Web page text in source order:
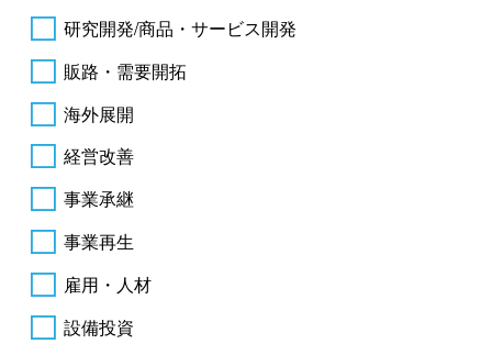
研究開発/商品・サービス開発
販路・需要開拓
海外展開
経営改善
事業承継
事業再生
雇用・人材
設備投資